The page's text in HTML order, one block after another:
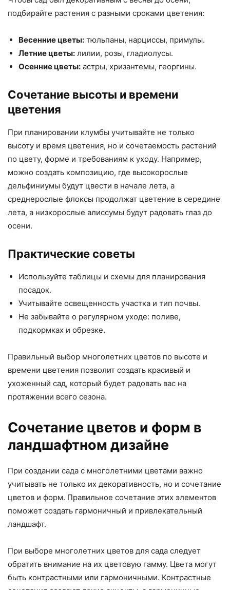
подбирайте растения с разными сроками цветения:
Весенние цветы: тюльпаны, нарциссы, примулы.
Летние цветы: лилии, розы, гладиолусы.
Осенние цветы: астры, хризантемы, георгины.
Сочетание высоты и времени
цветения
При планировании клумбы учитывайте не только
высоту и время цветения, но и сочетаемость растений
по цвету, форме и требованиям к уходу. Например,
можно создать композицию, где высокорослые
дельфиниумы будут цвести в начале лета, а
среднерослые флоксы продолжат цветение в середине
лета, а низкорослые алиссумы будут радовать глаз до
осени.
Практические советы
Используйте таблицы и схемы для планирования
посадок.
Учитывайте освещенность участка и тип почвы.
Не забывайте о регулярном уходе: поливе,
подкормках и обрезке.
Правильный выбор многолетних цветов по высоте и
времени цветения позволит создать красивый и
ухоженный сад, который будет радовать вас на
протяжении всего сезона.
Сочетание цветов и форм в
ландшафтном дизайне
При создании сада с многолетними цветами важно
учитывать не только их декоративность, но и сочетание
цветов и форм. Правильное сочетание этих элементов
поможет создать гармоничный и привлекательный
ландшафт.
При выборе многолетних цветов для сада следует
обратить внимание на их цветовую гамму. Цвета могут
быть контрастными или гармоничными. Контрастные